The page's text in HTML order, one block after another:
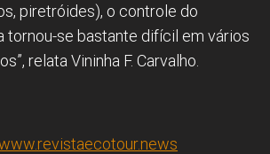
piretróides), o controle do
tornou-se bastante difícil em vários
relata Vininha F. Carvalho.